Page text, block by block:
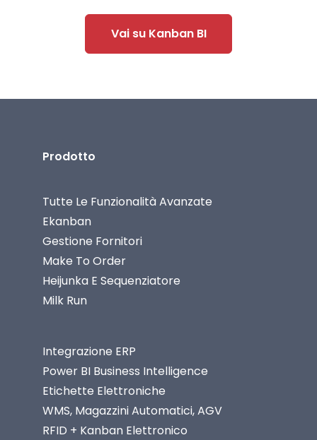
Vai su Kanban BI
Prodotto
Tutte Le Funzionalità Avanzate
Ekanban
Gestione Fornitori
Make To Order
Heijunka E Sequenziatore
Milk Run
Integrazione ERP
Power BI Business Intelligence
Etichette Elettroniche
WMS, Magazzini Automatici, AGV
RFID + Kanban Elettronico